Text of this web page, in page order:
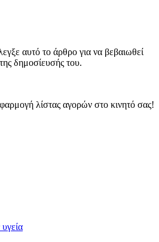
αυτό το άρθρο για να βεβαιωθεί
δημοσίευσής του.
λίστας αγορών στο κινητό σας!